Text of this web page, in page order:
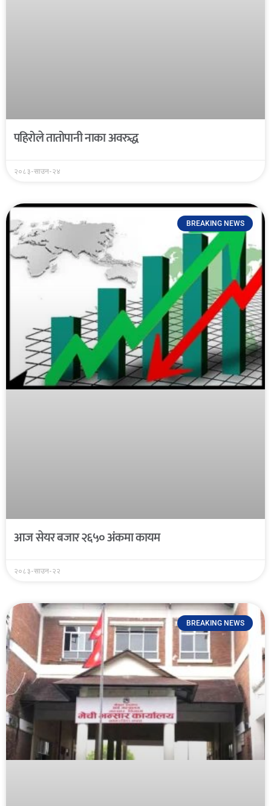
पहिरोले तातोपानी नाका अवरुद्ध
२०८३-साउन-२४
BREAKING NEWS
आज सेयर बजार २६५० अंकमा कायम
२०८३-साउन-२२
BREAKING NEWS